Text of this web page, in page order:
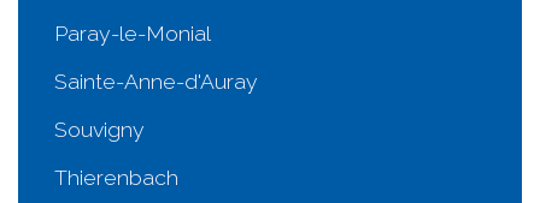
Paray-le-Monial
Sainte-Anne-d'Auray
Souvigny
Thierenbach